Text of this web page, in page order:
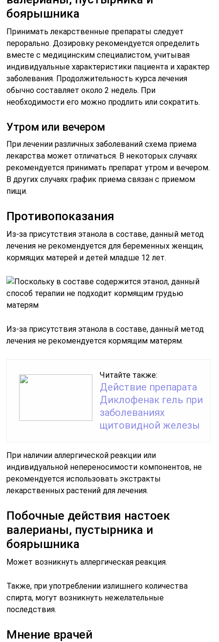
боярышника
Принимать лекарственные препараты следует
перорально. Дозировку рекомендуется определить
вместе с медицинским специалистом, учитывая
индивидуальные характеристики пациента и характер
заболевания. Продолжительность курса лечения
обычно составляет около 2 недель. При
необходимости его можно продлить или сократить.
Утром или вечером
При лечении различных заболеваний схема приема
лекарства может отличаться. В некоторых случаях
рекомендуется принимать препарат утром и вечером.
В других случаях график приема связан с приемом
пищи.
Противопоказания
Из-за присутствия этанола в составе, данный метод
лечения не рекомендуется для беременных женщин,
кормящих матерей и детей младше 12 лет.
Из-за присутствия этанола в составе, данный метод
лечения не рекомендуется кормящим матерям.
Читайте также:
Действие препарата
Диклофенак гель при
заболеваниях
щитовидной железы
При наличии аллергической реакции или
индивидуальной непереносимости компонентов, не
рекомендуется использовать экстракты
лекарственных растений для лечения.
Побочные действия настоек
валерианы, пустырника и
боярышника
Может возникнуть аллергическая реакция.
Также, при употреблении излишнего количества
спирта, могут возникнуть нежелательные
последствия.
Мнение врачей